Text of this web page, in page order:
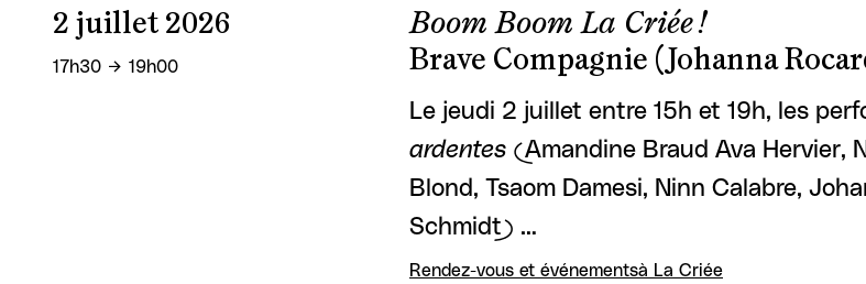
Boom Boom La Criée !
Brave Compagnie (Johanna
2 juillet 2026
17h30 19h00
Le jeudi 2 juillet entre 15h et 19h, les
ardentes (Amandine Braud Ava Hervier,
Blond, Tsaom Damesi, Ninn Calabre,
Schmidt) …
Rendez-vous et événementsà La Criée